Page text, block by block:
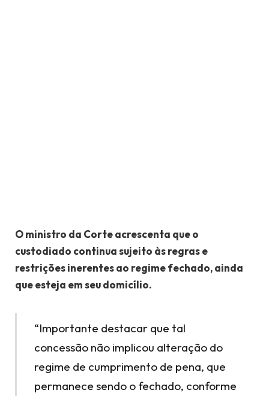
O ministro da Corte acrescenta que o
custodiado continua sujeito às regras e
restrições inerentes ao regime fechado, ainda
que esteja em seu domicílio.
“Importante destacar que tal
concessão não implicou alteração do
regime de cumprimento de pena, que
permanece sendo o fechado, conforme